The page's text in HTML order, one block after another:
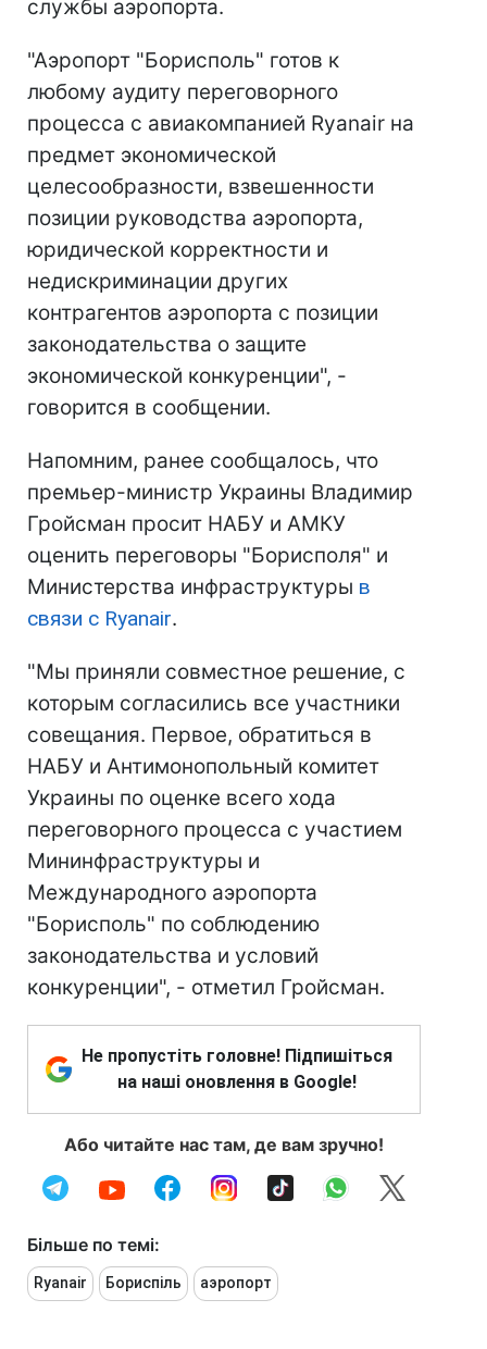
службы аэропорта.
"Аэропорт "Борисполь" готов к
любому аудиту переговорного
процесса с авиакомпанией Ryanair на
предмет экономической
целесообразности, взвешенности
позиции руководства аэропорта,
юридической корректности и
недискриминации других
контрагентов аэропорта с позиции
законодательства о защите
экономической конкуренции", -
говорится в сообщении.
Напомним, ранее сообщалось, что
премьер-министр Украины Владимир
Гройсман просит НАБУ и АМКУ
оценить переговоры "Борисполя" и
Министерства инфраструктуры в
связи с Ryanair.
"Мы приняли совместное решение, с
которым согласились все участники
совещания. Первое, обратиться в
НАБУ и Антимонопольный комитет
Украины по оценке всего хода
переговорного процесса с участием
Мининфраструктуры и
Международного аэропорта
"Борисполь" по соблюдению
законодательства и условий
конкуренции", - отметил Гройсман.
Не пропустіть головне! Підпишіться
на наші оновлення в Google!
Або читайте нас там, де вам зручно!
Більше по темі:
Ryanair Бориспіль аэропорт